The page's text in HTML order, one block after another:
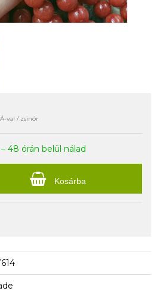
val / zsinór
48 órán belül nálad
Kosárba